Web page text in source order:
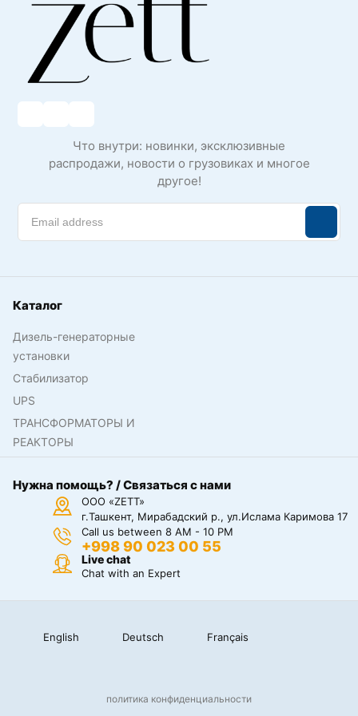
Что внутри: новинки, эксклюзивные
распродажи, новости о грузовиках и многое
другое!
Каталог
Дизель-генераторные
установки
Стабилизатор
UPS
ТРАНСФОРМАТОРЫ И
РЕАКТОРЫ
Нужна помощь? / Связаться с нами
ООО «ZETT»
г.Ташкент, Мирабадский р., ул.Ислама Каримова 17
Call us between 8 AM - 10 PM
+998 90 023 00 55
Live chat
Chat with an Expert
English Deutsch Français
политика конфиденциальности